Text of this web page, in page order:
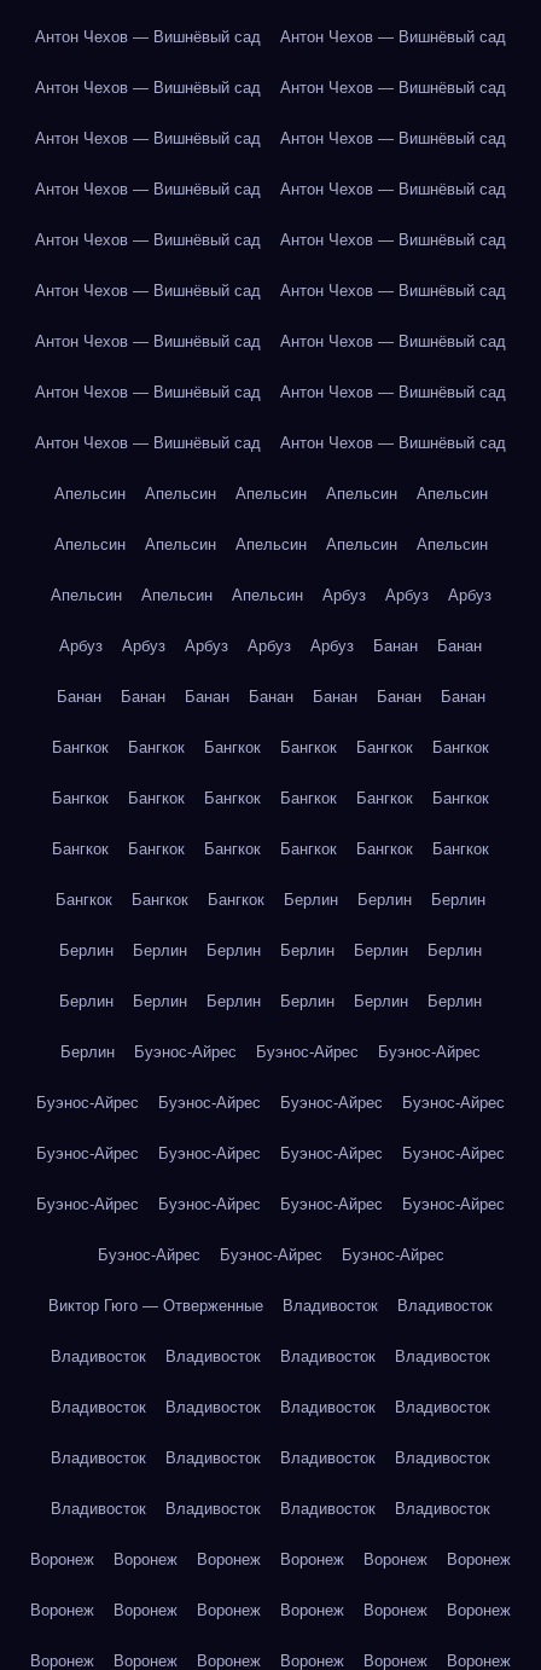
Антон Чехов — Вишнёвый сад Антон Чехов — Вишнёвый сад
Антон Чехов — Вишнёвый сад Антон Чехов — Вишнёвый сад
Антон Чехов — Вишнёвый сад Антон Чехов — Вишнёвый сад
Антон Чехов — Вишнёвый сад Антон Чехов — Вишнёвый сад
Антон Чехов — Вишнёвый сад Антон Чехов — Вишнёвый сад
Антон Чехов — Вишнёвый сад Антон Чехов — Вишнёвый сад
Антон Чехов — Вишнёвый сад Антон Чехов — Вишнёвый сад
Антон Чехов — Вишнёвый сад Антон Чехов — Вишнёвый сад
Антон Чехов — Вишнёвый сад Антон Чехов — Вишнёвый сад
Апельсин Апельсин Апельсин Апельсин Апельсин
Апельсин Апельсин Апельсин Апельсин Апельсин
Апельсин Апельсин Апельсин Арбуз Арбуз Арбуз
Арбуз Арбуз Арбуз Арбуз Арбуз Банан Банан
Банан Банан Банан Банан Банан Банан Банан
Бангкок Бангкок Бангкок Бангкок Бангкок Бангкок
Бангкок Бангкок Бангкок Бангкок Бангкок Бангкок
Бангкок Бангкок Бангкок Бангкок Бангкок Бангкок
Бангкок Бангкок Бангкок Берлин Берлин Берлин
Берлин Берлин Берлин Берлин Берлин Берлин
Берлин Берлин Берлин Берлин Берлин Берлин
Берлин Буэнос-Айрес Буэнос-Айрес Буэнос-Айрес
Буэнос-Айрес Буэнос-Айрес Буэнос-Айрес Буэнос-Айрес
Буэнос-Айрес Буэнос-Айрес Буэнос-Айрес Буэнос-Айрес
Буэнос-Айрес Буэнос-Айрес Буэнос-Айрес Буэнос-Айрес
Буэнос-Айрес Буэнос-Айрес Буэнос-Айрес
Виктор Гюго — Отверженные Владивосток Владивосток
Владивосток Владивосток Владивосток Владивосток
Владивосток Владивосток Владивосток Владивосток
Владивосток Владивосток Владивосток Владивосток
Владивосток Владивосток Владивосток Владивосток
Воронеж Воронеж Воронеж Воронеж Воронеж Воронеж
Воронеж Воронеж Воронеж Воронеж Воронеж Воронеж
Воронеж Воронеж Воронеж Воронеж Воронеж Воронеж